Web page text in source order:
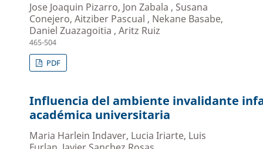
Jose Joaquin Pizarro, Jon Zabala , Susana
Conejero, Aitziber Pascual , Nekane Basabe,
Daniel Zuazagoitia , Aritz Ruiz
465-504
PDF
Influencia del ambiente invalidante
académica universitaria
Maria Harlein Indaver, Lucia Iriarte, Luis